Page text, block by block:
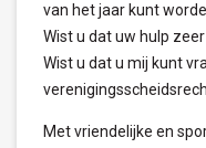
van het jaar kunt
Wist u dat uw hulp
Wist u dat u mij kunt
Met vriendelijke en